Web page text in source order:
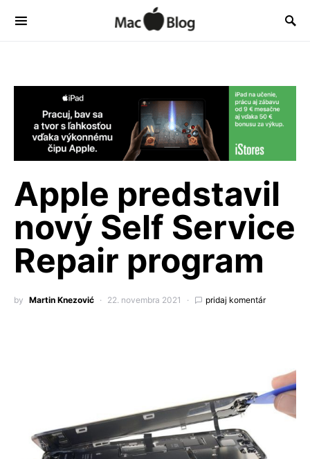
Apple predstavil
nový Self Service
Repair program
by Martin Knezović 22. novembra 2021 pridaj komentár